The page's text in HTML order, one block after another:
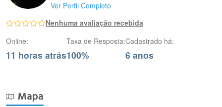
Ver Perfil Completo
Nenhuma avaliação recebida
Online:
11 horas atrás
Taxa de Resposta:
100%
Cadastrado há:
6 anos
Mapa